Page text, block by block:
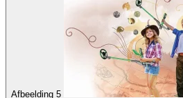
Afbeelding 5